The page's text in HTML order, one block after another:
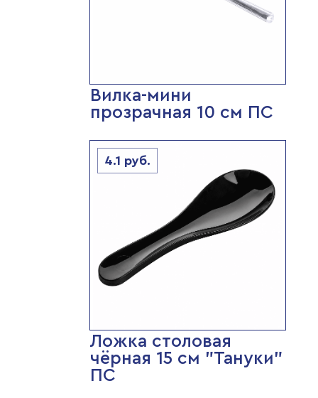
Вилка-мини
прозрачная 10 см ПС
4.1 руб.
Ложка столовая
чёрная 15 см "Тануки"
ПС